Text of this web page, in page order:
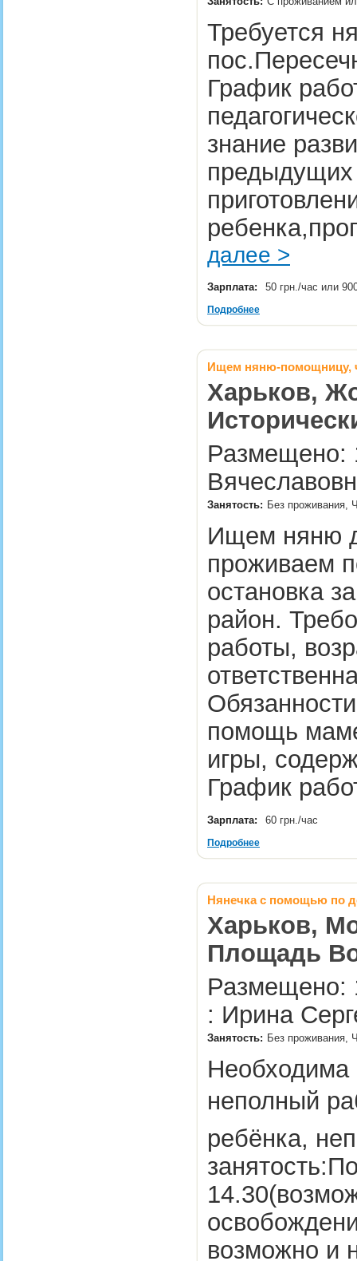
Требуется
График
знание
предыдущих
далее >
Зарплата: 50 грн./час или
Подробнее
Ищем няню-помощницу,
Харьков,
Размещено:
Занятость: Без проживания,
Ищем няню
проживаем
остановка
район.
работы,
помощь
игры,
График
Зарплата: 60 грн./час
Подробнее
Нянечка с помощью по
Харьков,
Площадь
Размещено:
: Ирина
Занятость: Без проживания,
неполный
ребёнка,
возможно и